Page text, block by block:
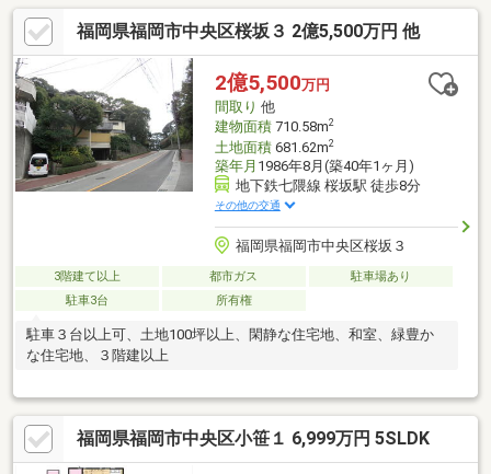
ｍ（徒歩5分）・イーマート薬院バリューまで約700ｍ（徒歩9
分）・ボンラパス薬院六つ角店まで約750ｍ（徒歩10分）・福岡
中央病院まで約750ｍ（徒歩10分）・マクドナルド薬院店まで約
290ｍ（徒歩4分）
福岡県福岡市中央区桜坂３ 2億5,500万円 他
2億5,500万円
間取り 他
建物面積710.58m2
土地面積681.62m2
築年月 1986年8月(築40年1ヶ月)
地下鉄七隈線 桜坂駅 徒歩8分
その他の交通
福岡県福岡市中央区桜坂３
3階建て以上 都市ガス
駐車場あり
駐車3台
所有権
駐車３台以上可、土地100坪以上、閑静な住宅地、和室、緑豊か
な住宅地、３階建以上
福岡県福岡市中央区小笹１ 6,999万円 5SLDK